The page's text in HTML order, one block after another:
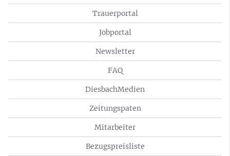
Trauerportal
Jobportal
Newsletter
FAQ
DiesbachMedien
Zeitungspaten
Mitarbeiter
Bezugspreisliste